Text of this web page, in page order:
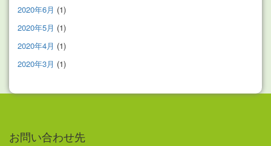
2020年6月 (1)
2020年5月 (1)
2020年4月 (1)
2020年3月 (1)
お問い合わせ先